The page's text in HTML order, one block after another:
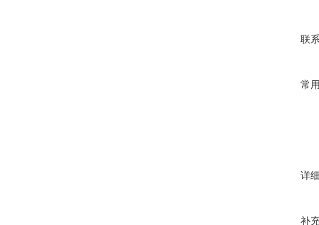
联
常
详
补